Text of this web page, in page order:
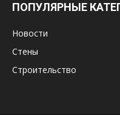
ПОПУЛЯРНЫЕ
Новости
Стены
Строительство